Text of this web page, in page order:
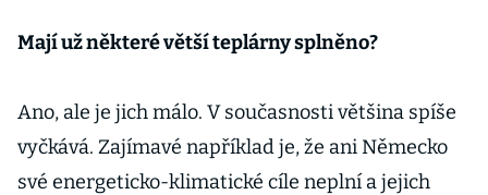
Mají už některé větší teplárny splněno?
Ano, ale je jich málo. V současnosti většina spíše
vyčkává. Zajímavé například je, že ani Německo
své energeticko-klimatické cíle neplní a jejich